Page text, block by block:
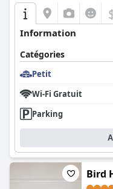
Information
Catégories
Petit
Wi-Fi Gratuit
Parking
Bird